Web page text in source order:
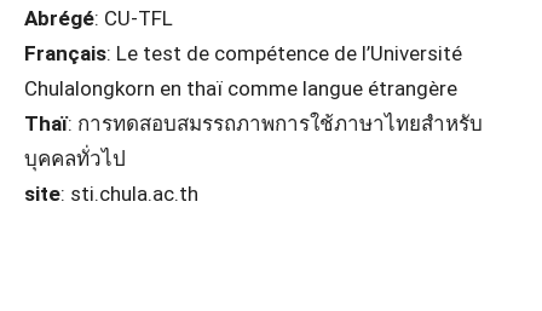
Abrégé: CU-TFL
Français: Le test de compétence de l’Université
Chulalongkorn en thaï comme langue étrangère
Thaï: การทดสอบสมรรถภาพการใช้ภาษาไทยสำหรับ
บุคคลทั่วไป
site: sti.chula.ac.th